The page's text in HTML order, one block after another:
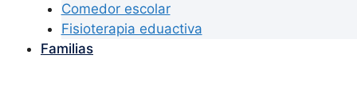
Comedor escolar
Fisioterapia eduactiva
Familias